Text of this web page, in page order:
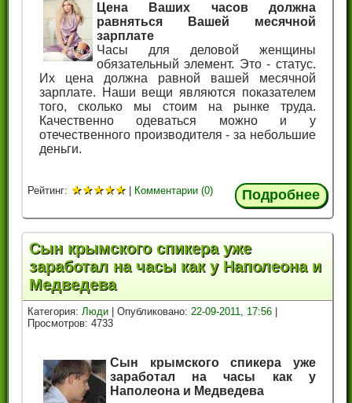
Цена Ваших часов должна
равняться Вашей месячной
зарплате
Часы для деловой женщины
обязательный элемент. Это - статус.
Их цена должна равной вашей месячной
зарплате. Наши вещи являются показателем
того, сколько мы стоим на рынке труда.
Качественно одеваться можно и у
отечественного производителя - за небольшие
деньги.
Рейтинг: ★★★★★ | Комментарии (0) Подробнее
Сын крымского спикера уже
заработал на часы как у Наполеона и
Медведева
Категория:Люди | Опубликовано:22-09-2011, 17:56
Просмотров: 4733
Сын крымского спикера уже
заработал на часы как у
Наполеона и Медведева